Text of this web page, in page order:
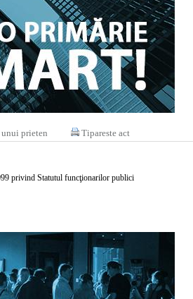
prieten Tipareste act
privind Statutul funcţionarilor publici